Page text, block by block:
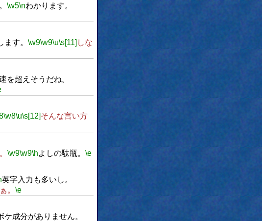
\w5\nわかります。
ます。 \w9\w9\u\s[11] しな
を超えそうだね。
\w8\u\s[12]そんな言い方
\w9\w9\hよしの駄瓶。 \e
英字入力も多いし。
。 \e
ケ成分がありません。